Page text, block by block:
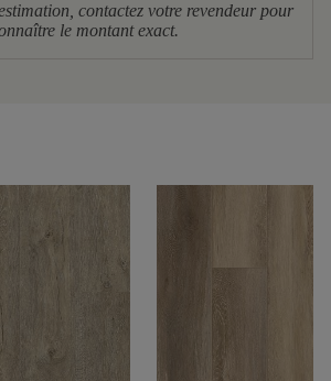
contactez votre revendeur pour
le montant exact.